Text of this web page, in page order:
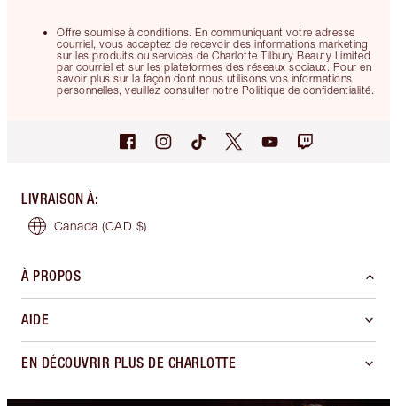
Offre soumise à conditions. En communiquant votre adresse
courriel, vous acceptez de recevoir des informations marketing
sur les produits ou services de Charlotte Tilbury Beauty Limited
par courriel et sur les plateformes des réseaux sociaux. Pour en
savoir plus sur la façon dont nous utilisons vos informations
personnelles, veuillez consulter notre Politique de confidentialité.
LIVRAISON À:
Canada (CAD $)
À PROPOS
AIDE
EN DÉCOUVRIR PLUS DE CHARLOTTE